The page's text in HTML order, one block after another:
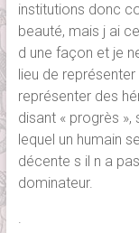
institutions donc
beauté, mais j ai
d une façon et je
lieu de
représenter des
disant « progrès
lequel un humain
décente s il n a
dominateur.
.